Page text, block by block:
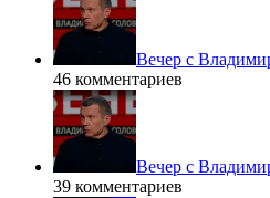
Вечер с
46 комментариев
Вечер с
39 комментариев